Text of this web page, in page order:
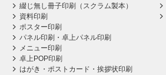
綴じ無し冊子印刷（スクラム製本）
資料印刷
ポスター印刷
パネル印刷・卓上パネル印刷
メニュー印刷
卓上POP印刷
はがき・ポストカード・挨拶状印刷